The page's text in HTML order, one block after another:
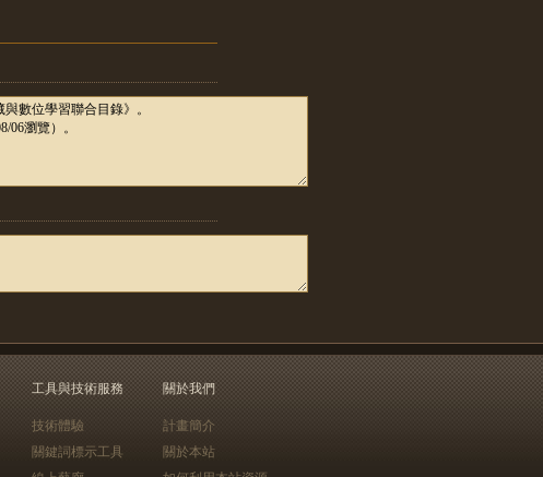
工具與技術服務
技術體驗
關鍵詞標示工具
關於我們
計畫簡介
關於本站